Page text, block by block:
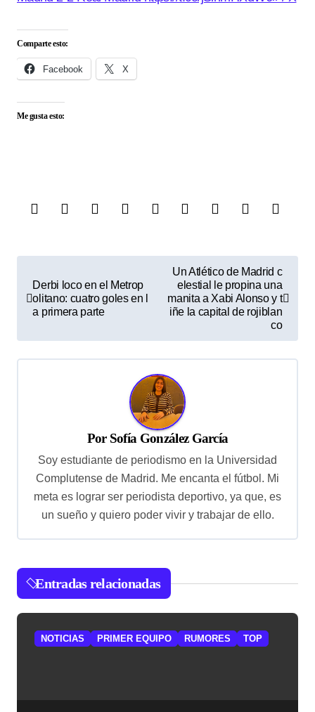
Comparte esto:
Facebook X
Me gusta esto:
e
g
e
n
t
r
Derbi loco en el Metrop
olitano: cuatro goles en l
a primera parte
Un Atlético de Madrid c
elestial le propina una
manita a Xabi Alonso y t
iñe la capital de rojiblan
co
Por Sofía González García
Soy estudiante de periodismo en la Universidad
Complutense de Madrid. Me encanta el fútbol. Mi
meta es lograr ser periodista deportivo, ya que, es
un sueño y quiero poder vivir y trabajar de ello.
Entradas relacionadas
NOTICIAS PRIMER EQUIPO RUMORES TOP